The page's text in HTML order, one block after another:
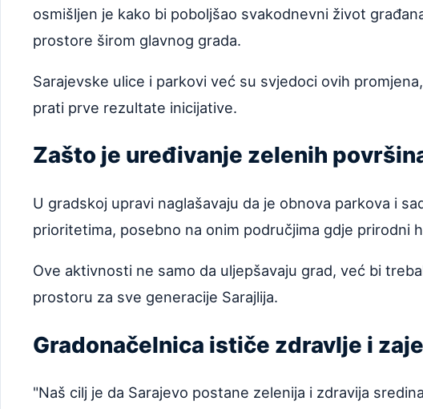
osmišljen je kako bi poboljšao svakodnevni život
prostore širom glavnog grada.
Sarajevske ulice i parkovi već su svjedoci ovih
prati prve rezultate inicijative.
Zašto je uređivanje zelenih
U gradskoj upravi naglašavaju da je obnova parkova i
prioritetima, posebno na onim područjima gdje prirodni
Ove aktivnosti ne samo da uljepšavaju grad, već bi
prostoru za sve generacije Sarajlija.
Gradonačelnica ističe zdravlje i
"Naš cilj je da Sarajevo postane zelenija i zdravija